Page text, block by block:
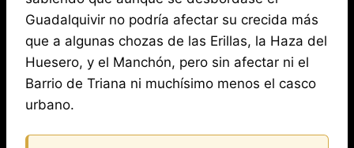
Guadalquivir no podría afectar su crecida más
que a algunas chozas de las Erillas, la Haza del
Huesero, y el Manchón, pero sin afectar ni el
Barrio de Triana ni muchísimo menos el casco
urbano.